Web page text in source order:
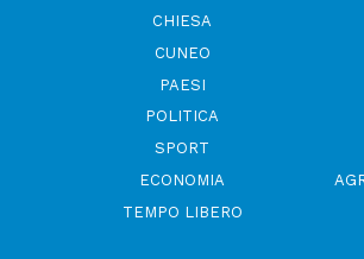
CHIESA
CUNEO
PAESI
POLITICA
SPORT
ECONOMIA
TEMPO LIBERO